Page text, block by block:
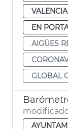
VALENCIA
EN
AIGÜES
GLOBAL